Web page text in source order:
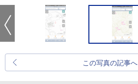
この写真の記事へ